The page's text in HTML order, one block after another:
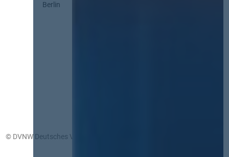
Berlin
© DVNW Deutsches Vergabenetzwerk GmbH